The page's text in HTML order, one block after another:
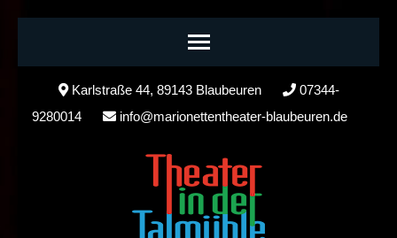
Karlstraße 44, 89143 Blaubeuren
07344-
9280014
info@marionettentheater-blaubeuren.de